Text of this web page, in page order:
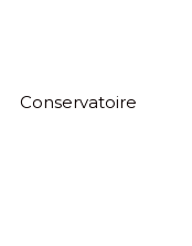
Conservatoire